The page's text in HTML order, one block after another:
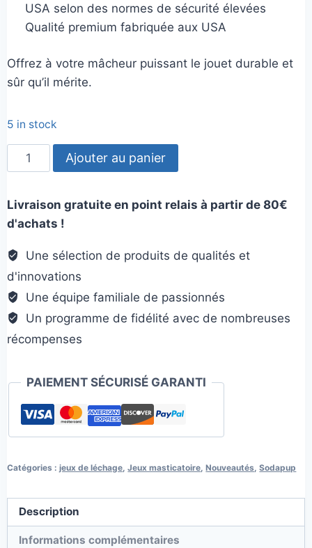
USA selon des normes de sécurité élevées
Qualité premium fabriquée aux USA
Offrez à votre mâcheur puissant le jouet durable et
sûr qu’il mérite.
5 in stock
quantité
de
-
sodapup
nylon
Ajouter au panier
Livraison gratuite en point relais à partir de 80€
d'achats !
Une sélection de produits de qualités et
d'innovations
Une équipe familiale de passionnés
Un programme de fidélité avec de nombreuses
récompenses
PAIEMENT SÉCURISÉ GARANTI
Catégories :jeux de léchage ,Jeux masticatoire ,Nouveautés ,Sodapup
Description
Informations complémentaires